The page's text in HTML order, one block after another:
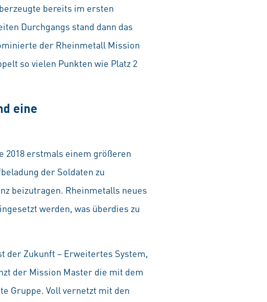
bereits im ersten
Durchgangs stand dann das
der Rheinmetall Mission
so vielen Punkten wie Platz 2
eine
2018 erstmals einem größeren
der Soldaten zu
beizutragen. Rheinmetalls neues
werden, was überdies zu
der Zukunft – Erweitertes System,
der Mission Master die mit dem
Gruppe. Voll vernetzt mit den